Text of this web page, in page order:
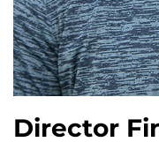
Director